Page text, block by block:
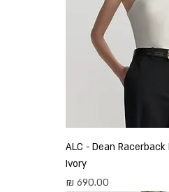
ALC - Dean Racerback
Ivory
מחיר